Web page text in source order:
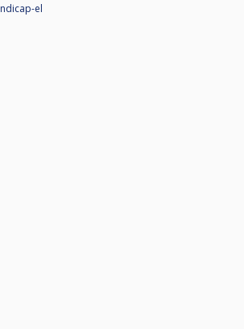
el